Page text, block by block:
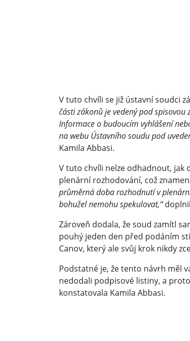
V tuto chvíli se již ústavní soudci
části zákonů je vedený pod
Informace o budoucím vyhlášení
na webu Ústavního soudu pod
Kamila Abbasi.
V tuto chvíli nelze odhadnout,
plenární rozhodování, což
průměrná doba rozhodnutí v
bohužel nemohu spekulovat,“
Zároveň dodala, že soud zamítl
pouhý jeden den před podáním
Canov, který ale svůj krok nikdy
Podstatné je, že tento návrh měl
nedodali podpisové listiny, a
konstatovala Kamila Abbasi.